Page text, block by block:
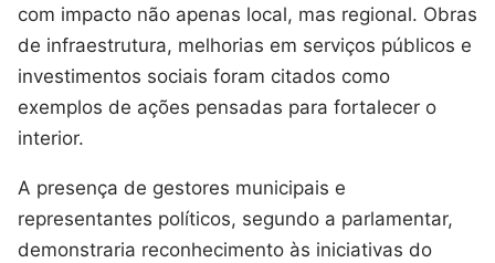
com impacto não apenas local, mas regional. Obras
de infraestrutura, melhorias em serviços públicos e
investimentos sociais foram citados como
exemplos de ações pensadas para fortalecer o
interior.
A presença de gestores municipais e
representantes políticos, segundo a parlamentar,
demonstraria reconhecimento às iniciativas do